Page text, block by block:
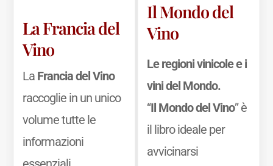
La Francia del
Vino
La Francia del Vino
raccoglie in un unico
volume tutte le
informazioni
Il Mondo del
Vino
Le regioni vinicole e i
vini del Mondo.
“Il Mondo del Vino” è
il libro ideale per
avvicinarsi